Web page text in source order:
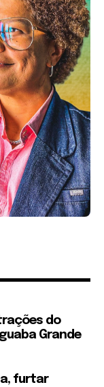
do
Grande
furtar